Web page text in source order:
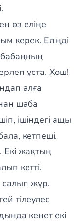
өз еліңе
керек. Еліңді
ұста. Хош!
алға
шаба
ішіндегі ащы
кетпеші.
Екі жақтың
кетті.
салып жүр.
тілеулес
кенет екі